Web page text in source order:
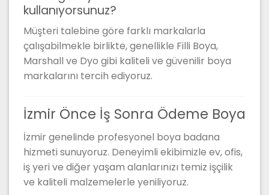
kullanıyorsunuz?
Müşteri talebine göre farklı markalarla
çalışabilmekle birlikte, genellikle Filli Boya,
Marshall ve Dyo gibi kaliteli ve güvenilir boya
markalarını tercih ediyoruz.
İzmir Önce İş Sonra Ödeme Boya
İzmir genelinde profesyonel boya badana
hizmeti sunuyoruz. Deneyimli ekibimizle ev, ofis,
iş yeri ve diğer yaşam alanlarınızı temiz işçilik
ve kaliteli malzemelerle yeniliyoruz.